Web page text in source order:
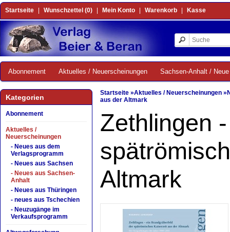
Startseite Wunschzettel (0) Mein Konto Warenkorb Kasse
Abonnement Aktuelles / Neuerscheinungen Sachsen-Anhalt /
Kategorien
Abonnement
Aktuelles /
Neuerscheinungen
- Neues aus dem
Verlagsprogramm
- Neues aus Sachsen
- Neues aus Sachsen-
Anhalt
- Neues aus Thüringen
- neues aus Tschechien
- Neuzugänge im
Verkaufsprogramm
Startseite »Aktuelles / Neuerscheinungen »
aus der Altmark
Zethlingen
Altmark